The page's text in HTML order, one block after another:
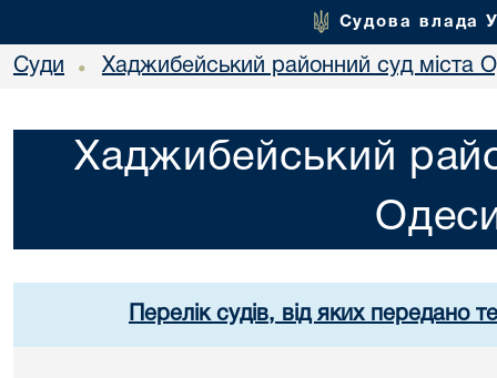
Судова влада
Суди • Хаджибейський районний суд міста
Хаджибейський
Перелік судів, від яких передано